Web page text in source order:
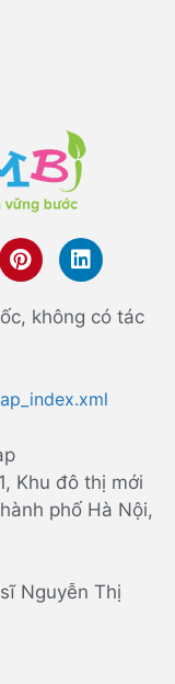
không có tác
Khu đô thị mới
phố Hà Nội,
Nguyễn Thị